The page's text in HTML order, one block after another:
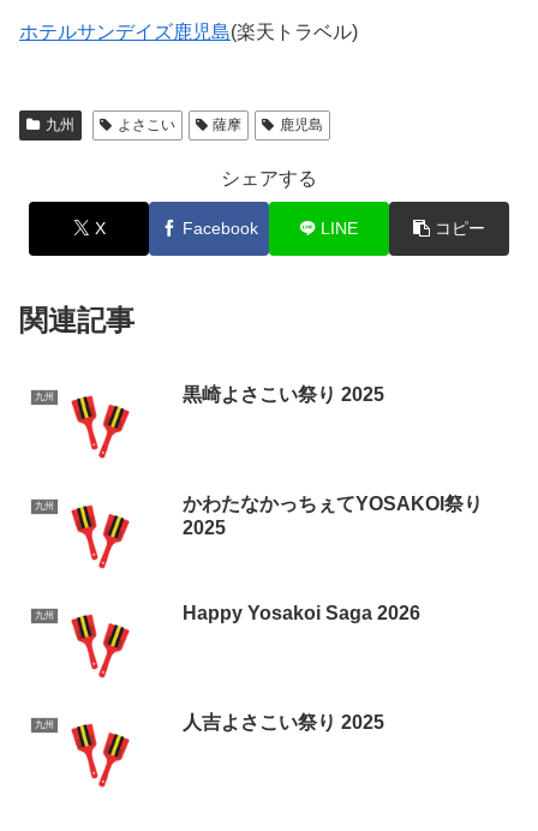
ホテルサンデイズ鹿児島(楽天トラベル)
九州 よさこい 薩摩 鹿児島
シェアする
X Facebook LINE コピー
関連記事
九州 黒崎よさこい祭り 2025
九州
かわたなかっちぇてYOSAKOI祭り
2025
九州 Happy Yosakoi Saga 2026
九州 人吉よさこい祭り 2025